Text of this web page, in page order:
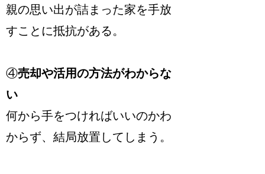
親の思い出が詰まった家を手放
すことに抵抗がある。
④売却や活用の方法がわからな
い
何から手をつければいいのかわ
からず、結局放置してしまう。